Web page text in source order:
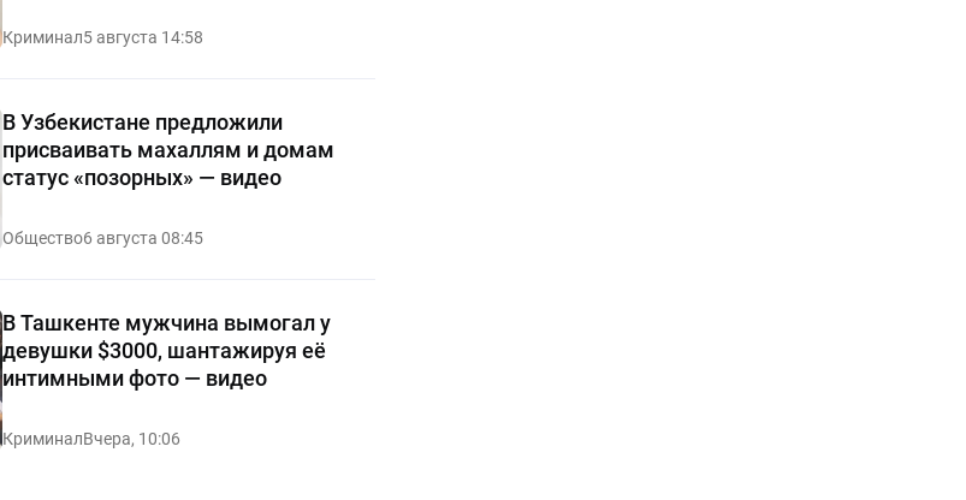
Криминал5 августа 14:58
В Узбекистане предложили
присваивать махаллям и домам
статус «позорных» — видео
Общество6 августа 08:45
В Ташкенте мужчина вымогал у
девушки $3000, шантажируя её
интимными фото — видео
КриминалВчера, 10:06